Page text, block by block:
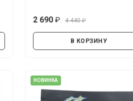
2 690
4 440
В КОРЗИНУ
НОВИНКА